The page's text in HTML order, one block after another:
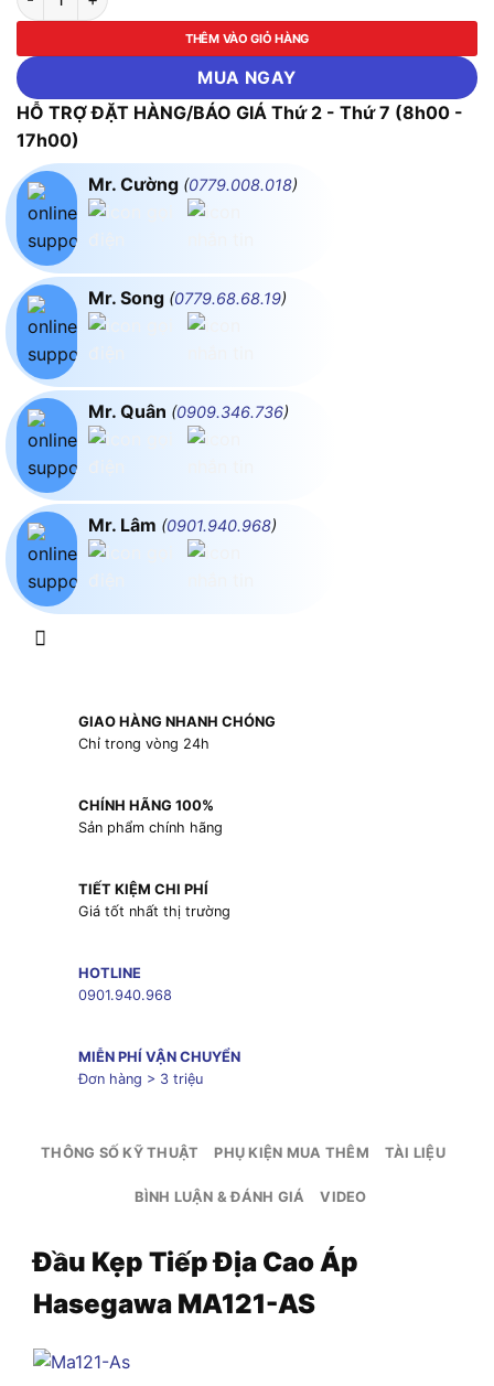
THÊM VÀO GIỎ HÀNG
MUA NGAY
HỖ TRỢ ĐẶT HÀNG/BÁO GIÁ Thứ 2 - Thứ 7 (8h00 -
17h00)
Mr. Cường (0779.008.018)
Mr. Song (0779.68.68.19)
Mr. Quân (0909.346.736)
Mr. Lâm (0901.940.968)
GIAO HÀNG NHANH CHÓNG
Chỉ trong vòng 24h
CHÍNH HÃNG 100%
Sản phẩm chính hãng
TIẾT KIỆM CHI PHÍ
Giá tốt nhất thị trường
HOTLINE
0901.940.968
MIỄN PHÍ VẬN CHUYỂN
Đơn hàng > 3 triệu
THÔNG SỐ KỸ THUẬT PHỤ KIỆN MUA THÊM TÀI LIỆU
BÌNH LUẬN & ĐÁNH GIÁ VIDEO
Đầu Kẹp Tiếp Địa Cao Áp
Hasegawa MA121-AS